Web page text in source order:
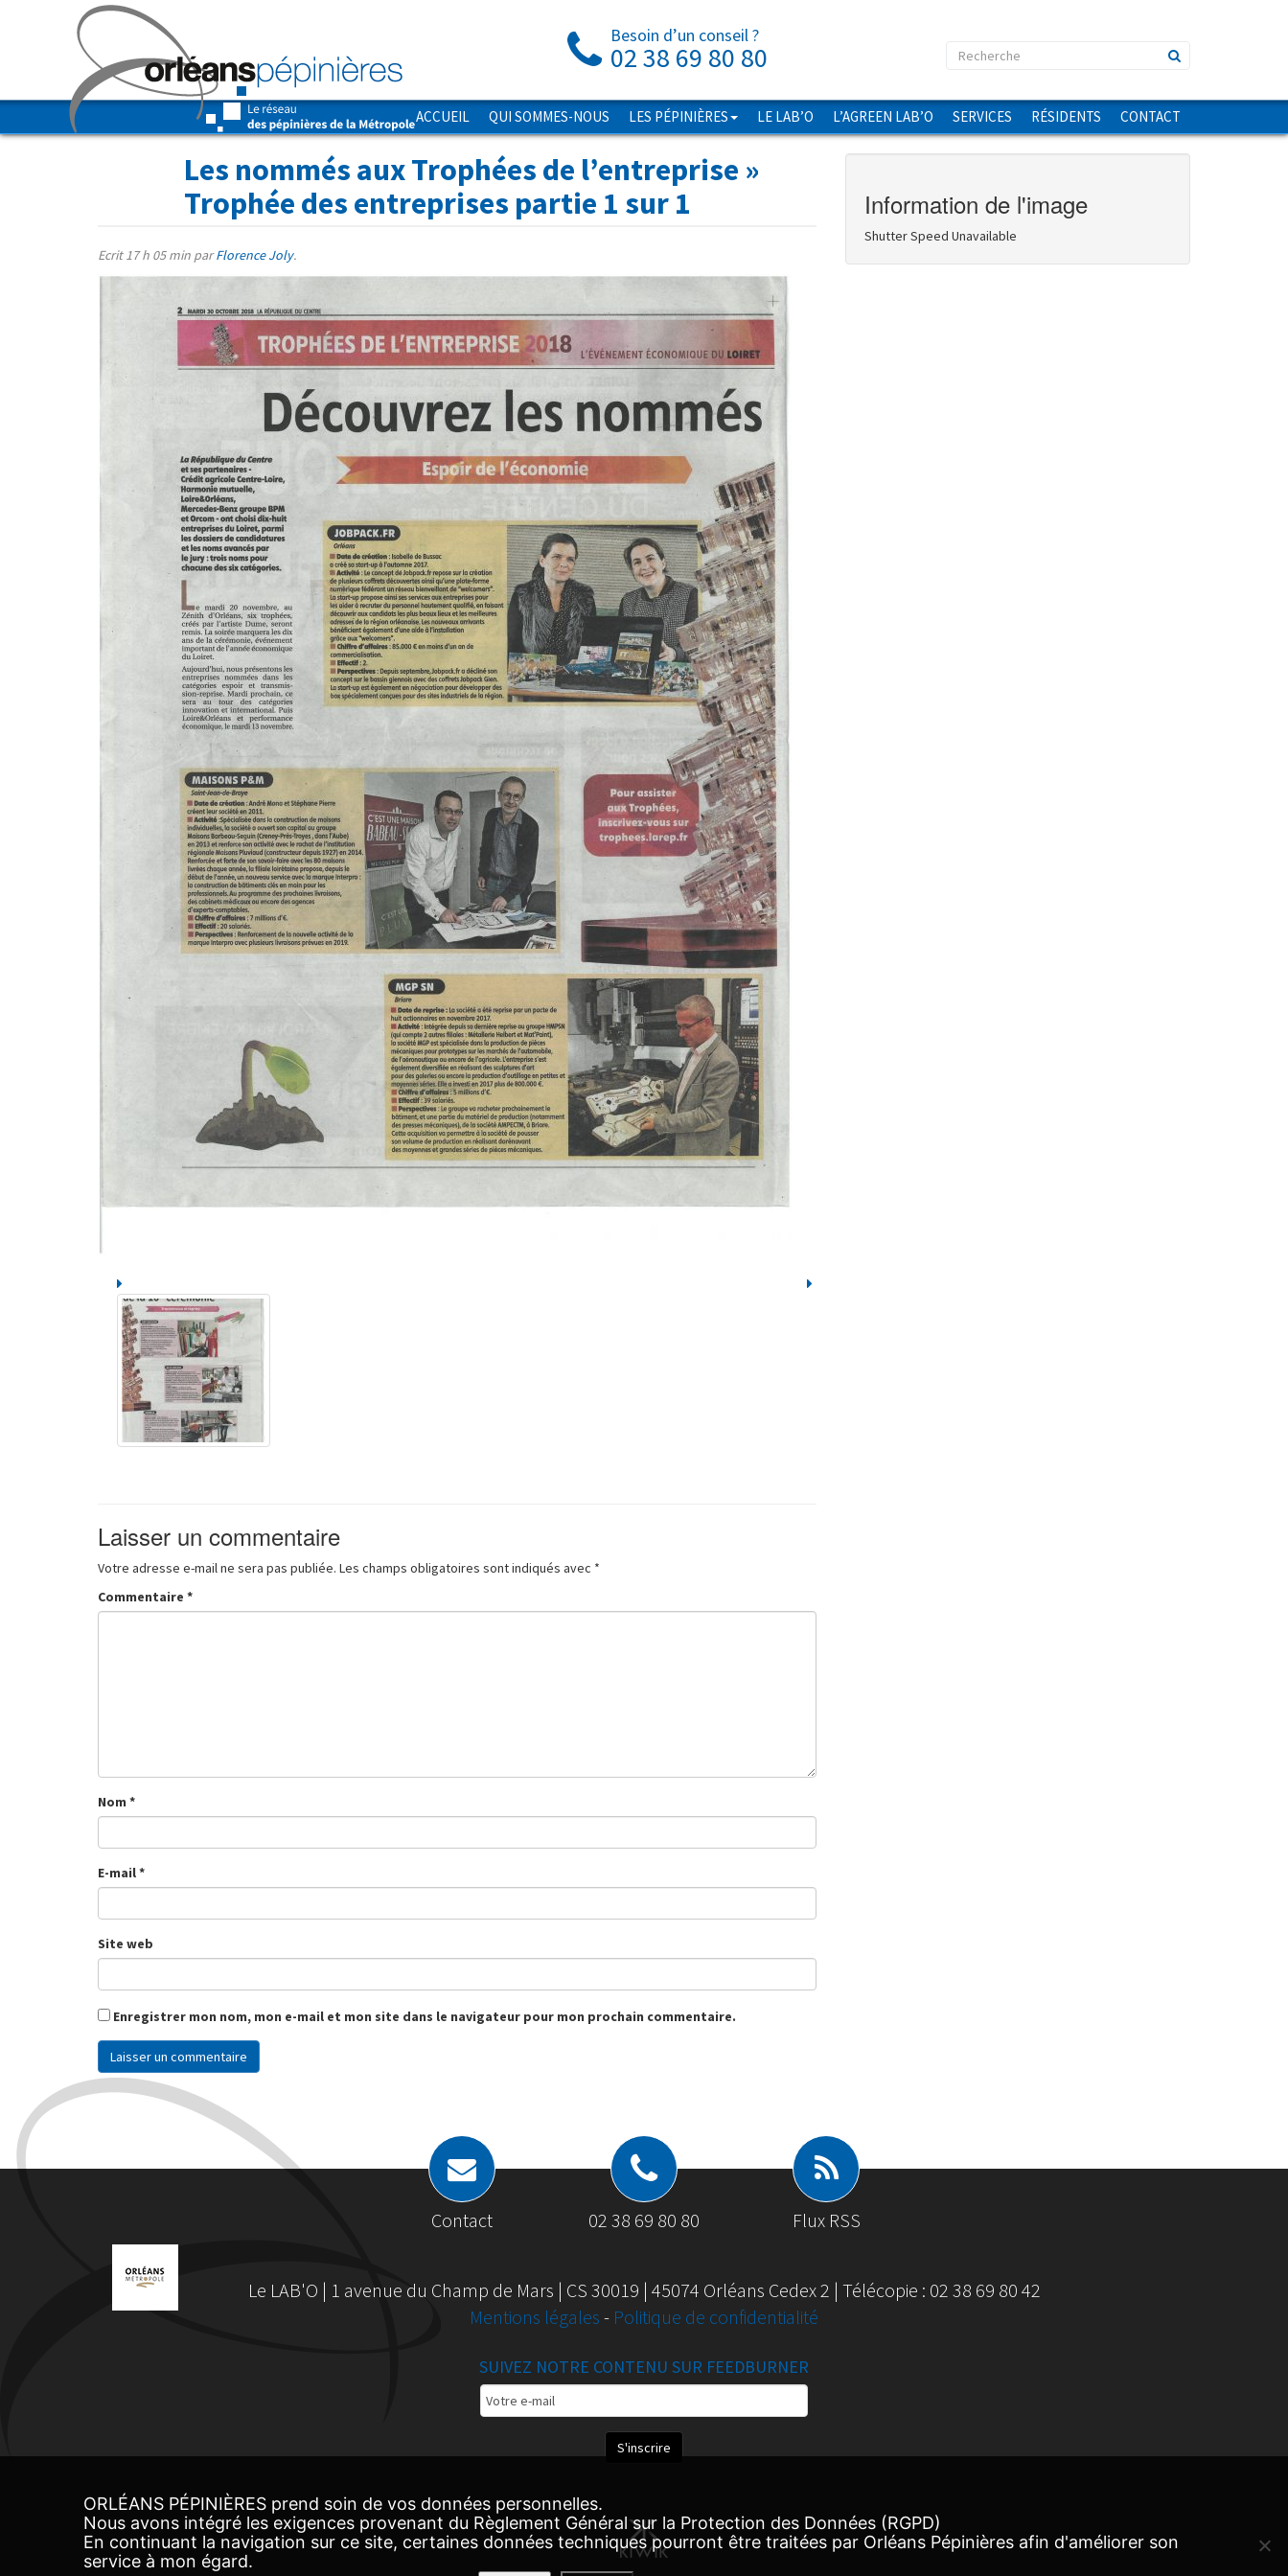
Besoin d’un conseil ?
02 38 69 80 80
ACCUEIL QUI SOMMES-NOUS LES PÉPINIÈRES LE LAB’O L’AGREEN LAB’O SERVICES RÉSIDENTS CONTACT
Les nommés aux Trophées de l’entreprise »
Trophée des entreprises partie 1 sur 1
Ecrit17 h 05 min parFlorence Joly.
Laisser un commentaire
Votre adresse e-mail ne sera pas publiée. Les champs obligatoires sont indiqués avec *
Commentaire *
Nom *
E-mail*
Site web
Enregistrer mon nom, mon e-mail et mon site dans le navigateur pour mon prochain commentaire.
Information de l'image
Shutter Speed Unavailable
Contact 02 38 69 80 80 Flux RSS
Le LAB'O | 1 avenue du Champ de Mars | CS 30019 | 45074 Orléans Cedex 2 | Télécopie : 02 38 69 80 42
Mentions légales - Politique de confidentialité
SUIVEZ NOTRE CONTENU SUR FEEDBURNER
Email
Subscription
S'inscrire
ORLÉANS PÉPINIÈRES prend soin de vos données personnelles.
Nous avons intégré les exigences provenant du Règlement Général sur la Protection des Données (RGPD)
En continuant la navigation sur ce site, certaines données techniques pourront être traitées par Orléans Pépinières afin d'améliorer son
service à mon égard.